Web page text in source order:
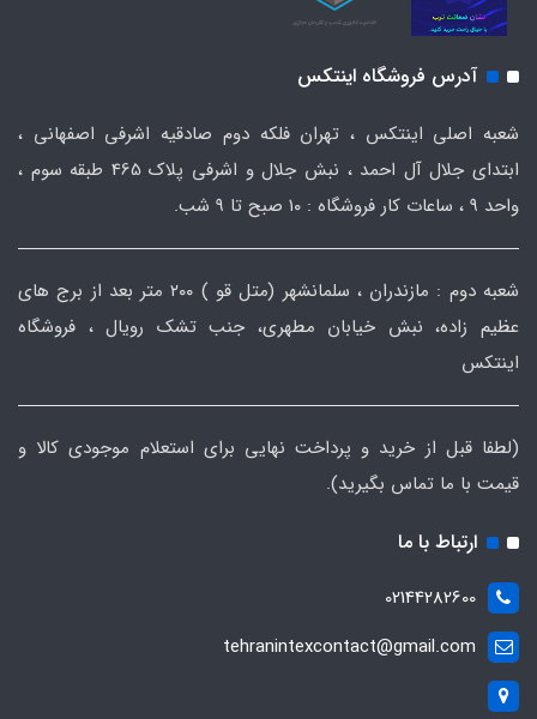
آدرس فروشگاه اینتکس
شعبه اصلی اینتکس ، تهران فلکه دوم صادقیه اشرفی اصفهانی ،
ابتدای جلال آل احمد ، نبش جلال و اشرفی پلاک 465 طبقه سوم ،
واحد ۹ ، ساعات کار فروشگاه : ۱۰ صبح تا ۹ شب.
شعبه دوم : مازندران ، سلمانشهر (متل قو ) ۲۰۰ متر بعد از برج های
عظیم زاده، نبش خیابان مطهری، جنب تشک رویال ، فروشگاه
اینتکس
(لطفا قبل از خرید و پرداخت نهایی برای استعلام موجودی کالا و
قیمت با ما تماس بگیرید).
ارتباط با ما
02144282600
tehranintexcontact@gmail.com